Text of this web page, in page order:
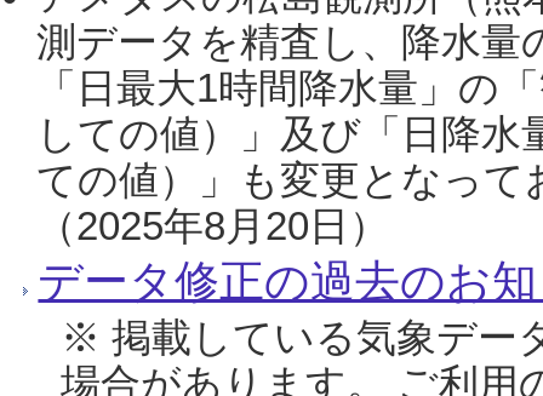
測データを精査し、降水
「日最大1時間降水量」の
しての値）」及び「日降
ての値）」も変更となっ
（2025年8月20日）
データ修正の過去のお
※ 掲載している気象デー
場合があります。 ご利用